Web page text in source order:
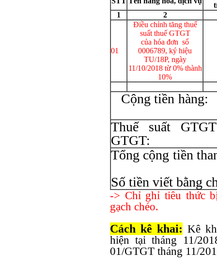
1
2
01
Điều chỉnh tăng thuế
suất thuế GTGT
của hóa đơn số
0006789, ký hiệu
TU/18P, ngày
11/10/2018 từ 0% thành
10%
Cộng
Thuế suất
Tổng
Số tiền viết bằng
-> Chỉ ghỉ tiêu thức
gạch chéo.
Cách kê khai: Kê
hiện tại tháng 11/
01/GTGT tháng 11/